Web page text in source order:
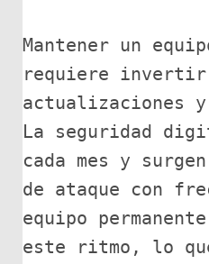
Mantener un
requiere invertir
actualizaciones
La seguridad
cada mes y
de ataque con
equipo
este ritmo, lo